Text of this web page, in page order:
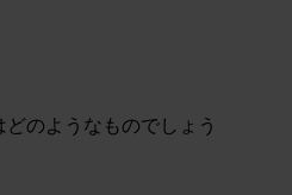
のようなものでしょう